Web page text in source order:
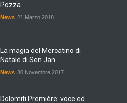
Pozza
News 21 Marzo 2018
La magia del Mercatino di
Natale di Sen Jan
News 30 Novembre 2017
Dolomiti Première: voce ed